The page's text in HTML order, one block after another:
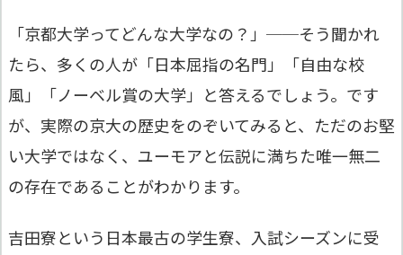
「京都大学ってどんな大学なの？」──そう聞かれ
たら、多くの人が「日本屈指の名門」「自由な校
風」「ノーベル賞の大学」と答えるでしょう。です
が、実際の京大の歴史をのぞいてみると、ただのお堅
い大学ではなく、ユーモアと伝説に満ちた唯一無二
の存在であることがわかります。
吉田寮という日本最古の学生寮、入試シーズンに受